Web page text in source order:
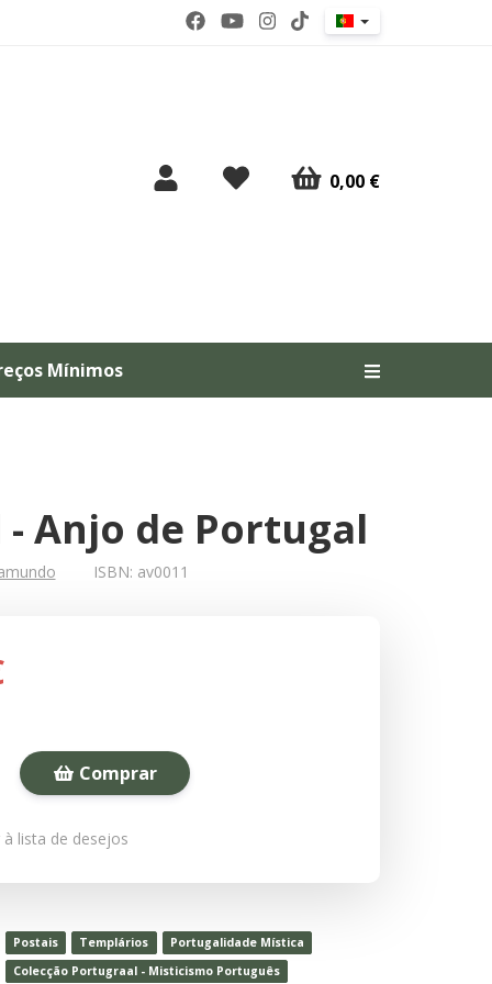
0,00 €
Mínimos
- Anjo de Portugal
ISBN: av0011
Comprar
lista de desejos
Postais Templários
Portugalidade Mística
Colecção Portugraal - Misticismo Português